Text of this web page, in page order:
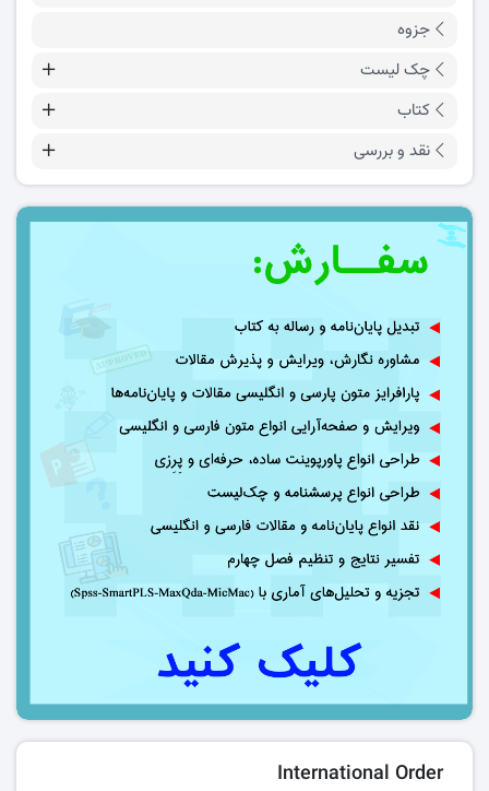
جزوه
چک لیست
کتاب
نقد و بررسی
International Order